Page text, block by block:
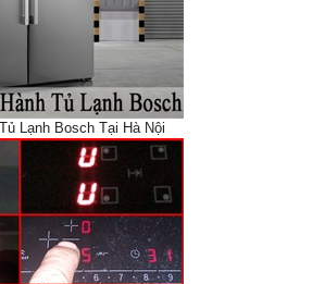
Lạnh Bosch Tại Hà Nội